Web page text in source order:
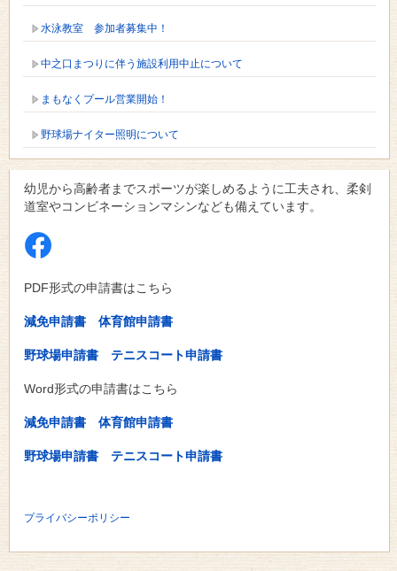
水泳教室 参加者募集中！
中之口まつりに伴う施設利用中止について
まもなくプール営業開始！
野球場ナイター照明について
幼児から高齢者までスポーツが楽しめるように工夫され、柔剣
道室やコンビネーションマシンなども備えています。
PDF形式の申請書はこちら
減免申請書 体育館申請書
野球場申請書 テニスコート申請書
Word形式の申請書はこちら
減免申請書 体育館申請書
野球場申請書 テニスコート申請書
プライバシーポリシー